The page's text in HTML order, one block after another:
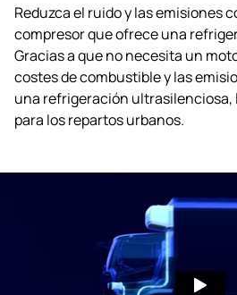
Reduzca el ruido y las emisiones
compresor que ofrece una
Gracias a que no necesita un
costes de combustible y las
una refrigeración
para los repartos urbanos.